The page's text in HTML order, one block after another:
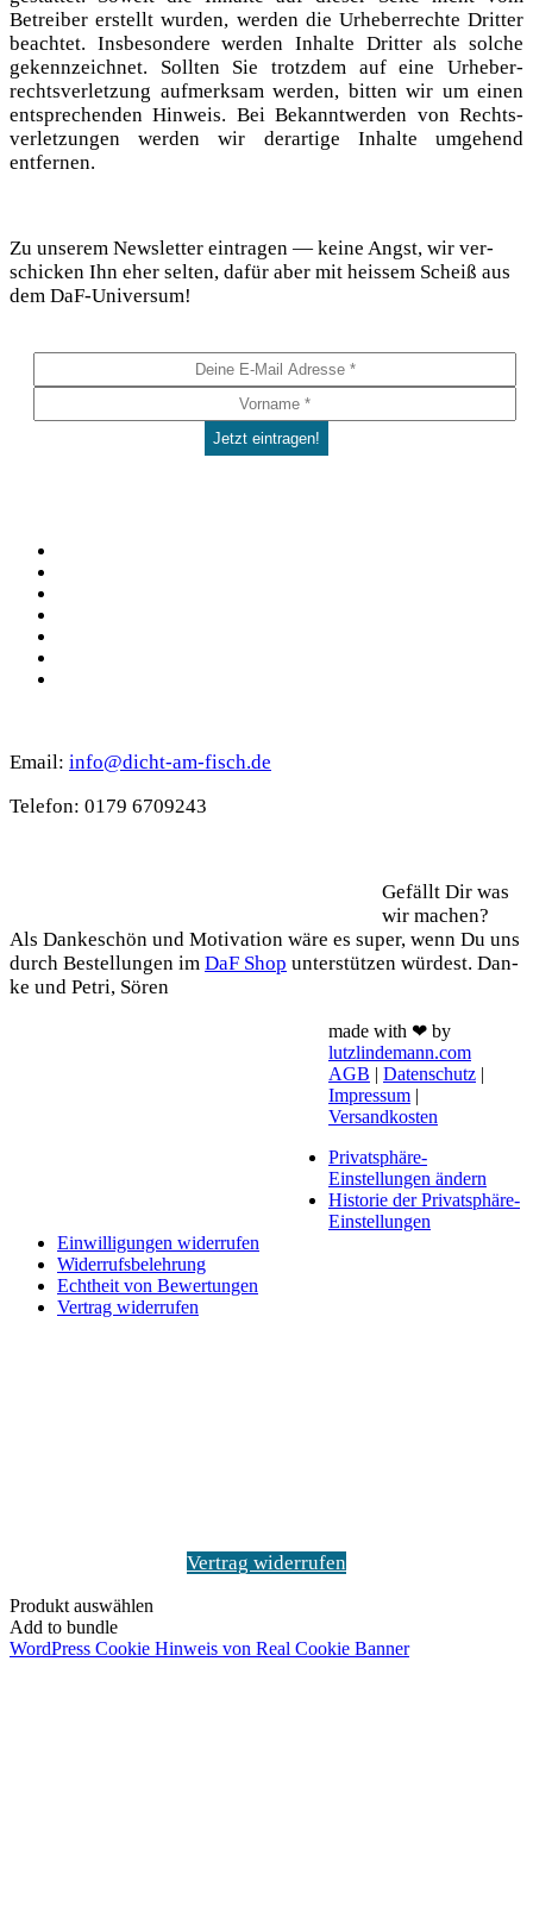
Betrei­ber erstellt wur­den, wer­den die Urhe­ber­rech­te Drit­ter
beach­tet. Ins­be­son­de­re wer­den Inhal­te Drit­ter als sol­che
gekenn­zeich­net. Soll­ten Sie trotz­dem auf eine Urhe­ber­
rechts­ver­let­zung auf­merk­sam wer­den, bit­ten wir um einen
ent­spre­chen­den Hin­weis. Bei Bekannt­wer­den von Rechts­
ver­let­zun­gen wer­den wir der­ar­ti­ge Inhal­te umge­hend
entfernen.
Zu unse­rem News­let­ter ein­tra­gen — kei­ne Angst, wir ver­
schi­cken Ihn eher sel­ten, dafür aber mit heis­sem Scheiß aus
dem DaF-Universum!
Email: info@dicht-am-fisch.de
Tele­fon: 0179 6709243
Gefällt Dir was
wir machen?
Als Dan­ke­schön und Moti­va­ti­on wäre es super, wenn Du uns
durch Bestel­lun­gen im DaF Shop unter­stüt­zen wür­dest. Dan­
ke und Petri, Sören
made with ❤ by
lutzlindemann.com
AGB | Datenschutz |
Impressum |
Versandkosten
Privatsphäre-
Einstellungen ändern
Historie der Privatsphäre-
Einstellungen
Einwilligungen widerrufen
Widerrufsbelehrung
Echtheit von Bewertungen
Vertrag widerrufen
Vertrag widerrufen
Produkt auswählen
Add to bundle
WordPress Cookie Hinweis von Real Cookie Banner